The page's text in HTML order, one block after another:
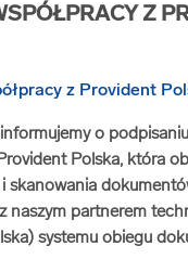
informacji
Z
o
Polska, która
skanowania
naszym partnerem
systemu obiegu